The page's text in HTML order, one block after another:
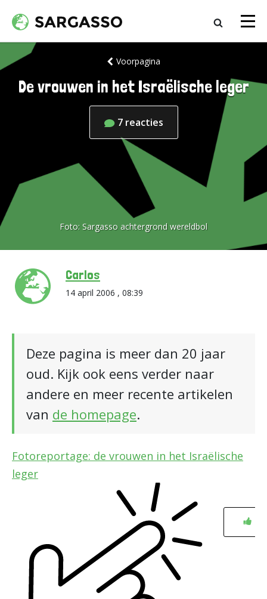
Voorpagina
De vrouwen in het Israëlische leger
7 reacties
Foto: Sargasso achtergrond wereldbol
Carlos
14 april 2006 , 08:39
Deze pagina is meer dan 20 jaar
oud. Kijk ook eens verder naar
andere en meer recente artikelen
van de homepage.
Fotoreportage: de vrouwen in het Israëlische
leger